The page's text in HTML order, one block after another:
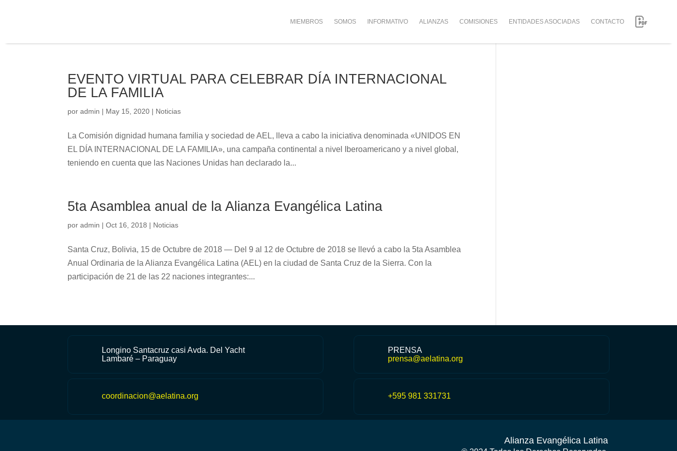
MIEMBROS SOMOS INFORMATIVO ALIANZAS COMISIONES ENTIDADES ASOCIADAS CONTACTO
EVENTO VIRTUAL PARA CELEBRAR DÍA INTERNACIONAL
DE LA FAMILIA
poradmin | May 15, 2020 | Noticias
La Comisión dignidad humana familia y sociedad de AEL, lleva a cabo la iniciativa denominada «UNIDOS EN
EL DÍA INTERNACIONAL DE LA FAMILIA», una campaña continental a nivel Iberoamericano y a nivel global,
teniendo en cuenta que las Naciones Unidas han declarado la...
5ta Asamblea anual de la Alianza Evangélica Latina
poradmin |Oct 16, 2018 | Noticias
Santa Cruz, Bolivia, 15 de Octubre de 2018 — Del 9 al 12 de Octubre de 2018 se llevó a cabo la 5ta Asamblea
Anual Ordinaria de la Alianza Evangélica Latina (AEL) en la ciudad de Santa Cruz de la Sierra. Con la
participación de 21 de las 22 naciones integrantes:...
Longino Santacruz casi Avda. Del Yacht
Lambaré – Paraguay
coordinacion@aelatina.org
PRENSA
prensa@aelatina.org
+595 981 331731
Alianza Evangélica Latina